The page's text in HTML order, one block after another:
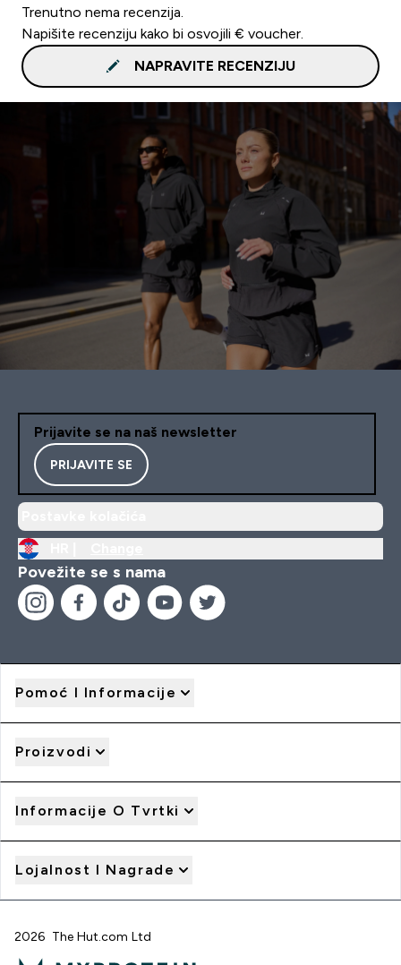
Trenutno nema recenzija.
Napišite recenziju kako bi osvojili € voucher.
NAPRAVITE RECENZIJU
Prijavite se na naš newsletter
PRIJAVITE SE
Povežite se s nama
Pomoć I Informacije
Proizvodi
Informacije O Tvrtki
Lojalnost I Nagrade
2026 The Hut.com Ltd